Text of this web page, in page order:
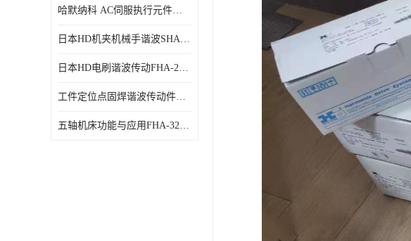
哈默纳科 AC伺服执行元件扁平型SHA系列
日本HD机夹机械手谐波SHA32A120CG-B12B
日本HD电刷谐波传动FHA-25C-50-E250-C
工件定位点固焊谐波传动件哈默纳科CSF-45-100-2UH
五轴机床功能与应用FHA-32C-50-US250